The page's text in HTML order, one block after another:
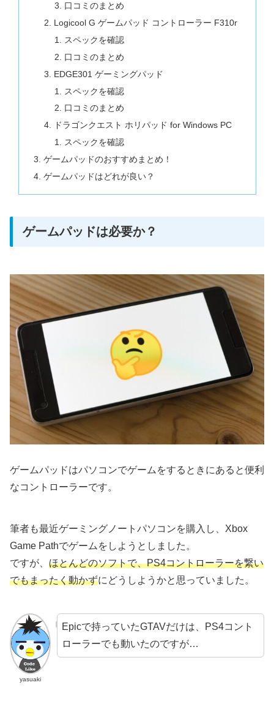
口コミのまとめ
Logicool G ゲームパッド コントローラー F310r
スペックを確認
口コミのまとめ
EDGE301 ゲーミングパッド
スペックを確認
口コミのまとめ
ドラゴンクエスト ホリパッド for Windows PC
スペックを確認
ゲームパッドのおすすめまとめ！
ゲームパッドはどれが良い？
ゲームパッドは必要か？
ゲームパッドはパソコンでゲームをするときにあると便利
なコントローラーです。
筆者も最近ゲーミングノートパソコンを購入し、Xbox
Game Pathでゲームをしようとしました。
ですが、 ほとんどのソフトで、PS4コントローラーを繋い
でもまったく動かずにどうしようかと思っていました。
yasuaki
Epicで持っていたGTAVだけは、PS4コント
ローラーでも動いたのですが…